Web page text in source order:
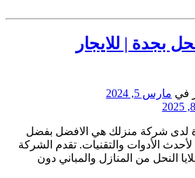
بجدة | للايجار
في مارس 5, 2024
لدى شركة منزلك هي الافضل بفضل
لأحدث الأدوات والتقنيات. تقدم الشركة
النحل من المنازل والمباني دون